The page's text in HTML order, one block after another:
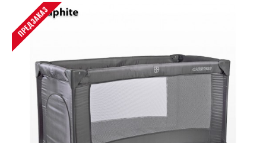
ПРЕДЗАКАЗ